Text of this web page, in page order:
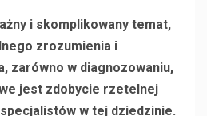
i skomplikowany temat,
zrozumienia i
zarówno w diagnozowaniu,
jest zdobycie rzetelnej
w tej dziedzinie.